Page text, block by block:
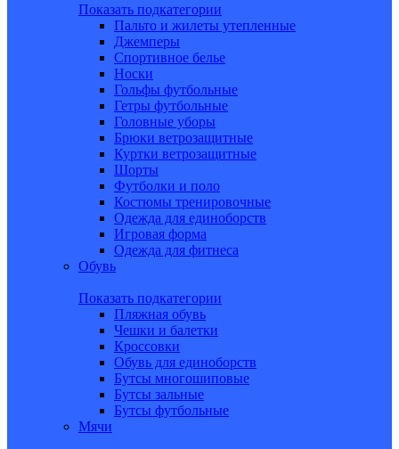
Показать подкатегории
Пальто и жилеты утепленные
Джемперы
Спортивное белье
Носки
Гольфы футбольные
Гетры футбольные
Головные уборы
Брюки ветрозащитные
Куртки ветрозащитные
Шорты
Футболки и поло
Костюмы тренировочные
Одежда для единоборств
Игровая форма
Одежда для фитнеса
Обувь
Показать подкатегории
Пляжная обувь
Чешки и балетки
Кроссовки
Обувь для единоборств
Бутсы многошиповые
Бутсы зальные
Бутсы футбольные
Мячи